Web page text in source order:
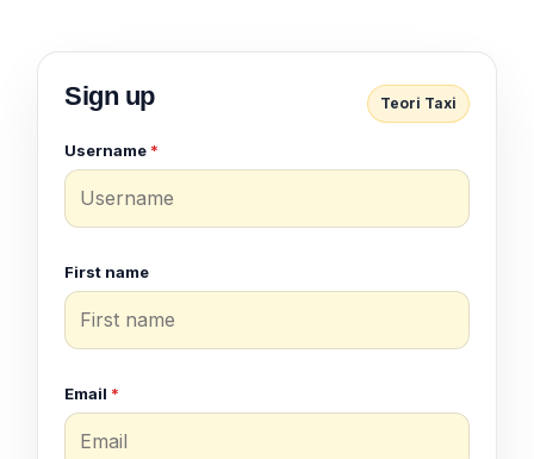
Sign up Teori Taxi
Username *
First name
Email *